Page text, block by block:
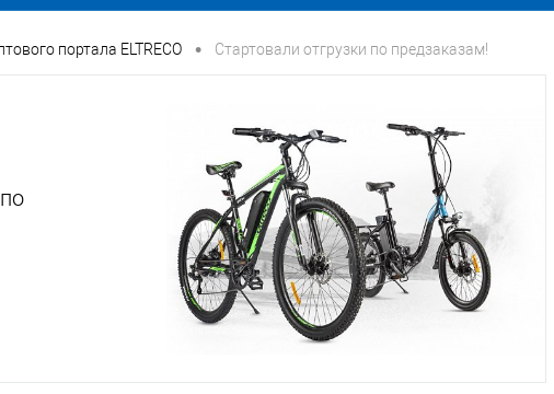
портала ELTRECO • Стартовали отгрузки по предзаказам!